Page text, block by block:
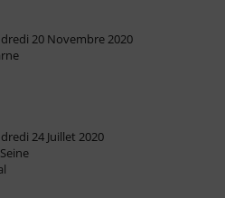
20 Novembre 2020
24 Juillet 2020